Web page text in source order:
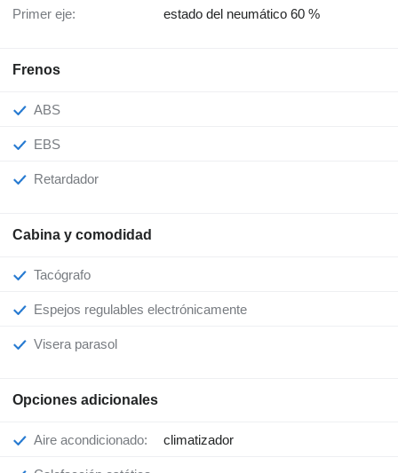
Primer eje: estado del neumático 60 %
Frenos
ABS
EBS
Retardador
Cabina y comodidad
Tacógrafo
Espejos regulables electrónicamente
Visera parasol
Opciones adicionales
Aire acondicionado: climatizador